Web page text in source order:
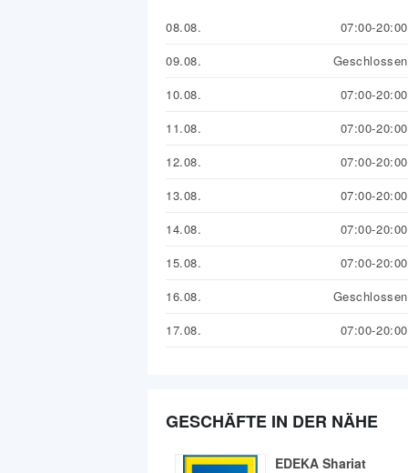
08.08.
07:00-20:00
09.08.
Geschlossen
10.08.
07:00-20:00
11.08.
07:00-20:00
12.08.
07:00-20:00
13.08.
07:00-20:00
14.08.
07:00-20:00
15.08.
07:00-20:00
16.08.
Geschlossen
17.08.
07:00-20:00
GESCHÄFTE IN DER NÄHE
EDEKA Shariat